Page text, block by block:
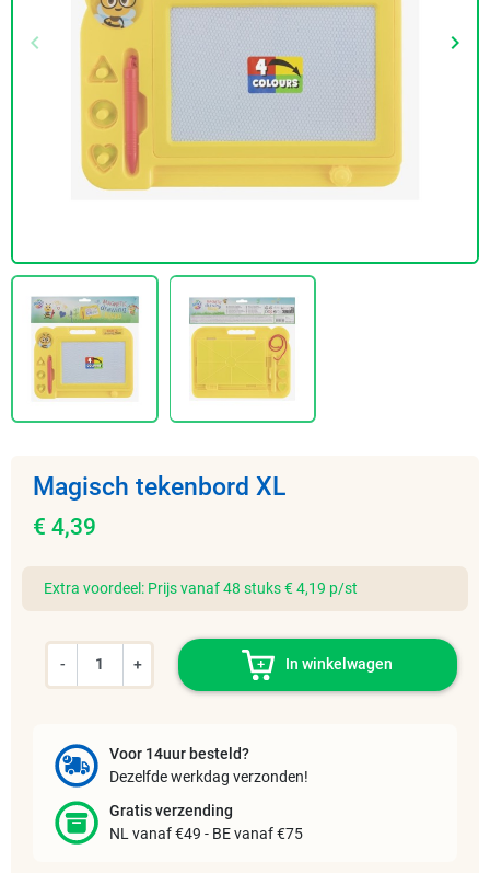
Vorige
keyboard_arrow_left keyboard_arrow_right
Magisch tekenbord XL
€ 4,39
Extra voordeel: Prijs vanaf 48 stuks € 4,19 p/st
- + In winkelwagen
Voor 14uur besteld?
Dezelfde werkdag verzonden!
Gratis verzending
NL vanaf €49 - BE vanaf €75